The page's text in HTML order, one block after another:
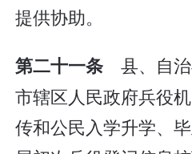
提供协助。
第二十一条 县、自治
市辖区人民政府兵役
传和公民入学升学、